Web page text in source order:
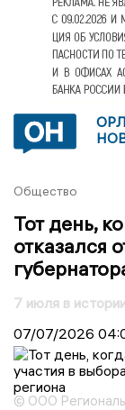
Общество
Тот день,
отказался
7 июля в
07/07/2026
© ООО